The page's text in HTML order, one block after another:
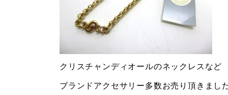
クリスチャンディオールのネックレスなど
ブランドアクセサリー多数お売り頂きました